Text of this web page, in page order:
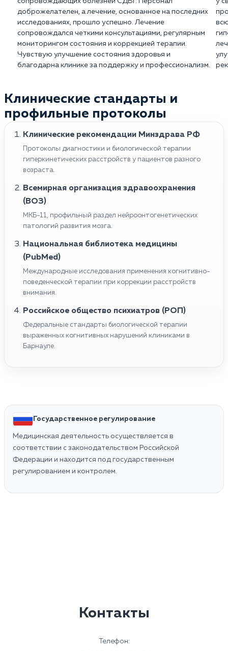
доброжелателен, а лечение, основанное на последних
исследованиях, прошло успешно. Лечение
сопровождался четкими консультациями, регулярным
мониторингом состояния и коррекцией терапии.
Чувствую улучшение состояния здоровья и
благодарна клинике за поддержку и профессионализм.
Клинические стандарты и
профильные протоколы
Клинические рекомендации Минздрава РФ
Протоколы диагностики и биологической терапии
гиперкинетических расстройств у пациентов разного
возраста.
Всемирная организация здравоохранения
(ВОЗ)
МКБ-11, профильный раздел нейроонтогенетических
патологий развития мозга.
Национальная библиотека медицины
(PubMed)
Международные исследования применения когнитивно-
поведенческой терапии при коррекции расстройств
внимания.
Российское общество психиатров (РОП)
Федеральные стандарты биологической терапии
выраженных когнитивных нарушений клиниками в
Барнауле.
Государственное регулирование
Медицинская деятельность осуществляется в
соответствии с законодательством Российской
Федерации и находится под государственным
регулированием и контролем.
Контакты
Телефон: